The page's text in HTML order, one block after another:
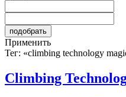
Применить
Тег: «climbing technology
Climbing